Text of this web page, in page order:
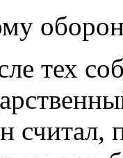
тех